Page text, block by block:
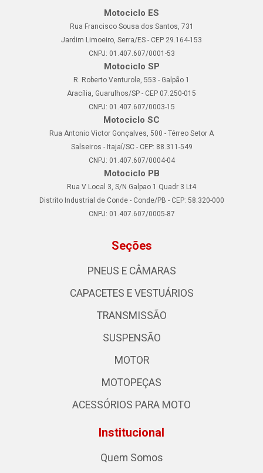
Motociclo ES
Rua Francisco Sousa dos Santos, 731
Jardim Limoeiro, Serra/ES - CEP 29.164-153
CNPJ: 01.407.607/0001-53
Motociclo SP
R. Roberto Venturole, 553 - Galpão 1
Aracília, Guarulhos/SP - CEP 07.250-015
CNPJ: 01.407.607/0003-15
Motociclo SC
Rua Antonio Victor Gonçalves, 500 - Térreo Setor A
Salseiros - Itajaí/SC - CEP: 88.311-549
CNPJ: 01.407.607/0004-04
Motociclo PB
Rua V Local 3, S/N Galpao 1 Quadr 3 Lt4
Distrito Industrial de Conde - Conde/PB - CEP: 58.320-000
CNPJ: 01.407.607/0005-87
Seções
PNEUS E CÂMARAS
CAPACETES E VESTUÁRIOS
TRANSMISSÃO
SUSPENSÃO
MOTOR
MOTOPEÇAS
ACESSÓRIOS PARA MOTO
Institucional
Quem Somos